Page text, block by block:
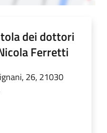
dei dottori
Ferretti
26, 21030